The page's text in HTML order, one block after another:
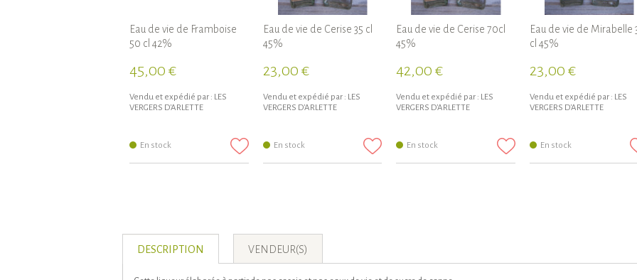
Eau de vie de Framboise
50 cl 42%
45,00 €
Vendu et expédié par : LES
VERGERS D'ARLETTE
En stock
Eau de vie de Cerise 35 cl
45%
23,00 €
Vendu et expédié par : LES
VERGERS D'ARLETTE
En stock
Eau de vie de Cerise 70cl
45%
42,00 €
Vendu et expédié par : LES
VERGERS D'ARLETTE
En stock
Eau de vie de Mirabelle
cl 45%
23,00 €
Vendu et expédié par : LES
VERGERS D'ARLETTE
En stock
DESCRIPTION VENDEUR(S)